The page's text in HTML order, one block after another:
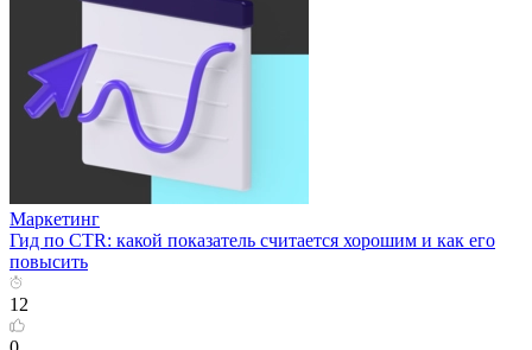
Маркетинг
Гид по CTR: какой показатель считается хорошим и как его
повысить
12